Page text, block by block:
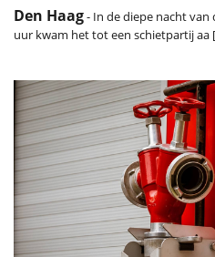
Den Haag- In de diepe nacht van
uur kwam het tot een schietpartij aa [